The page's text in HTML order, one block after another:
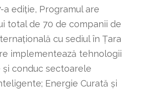
a ediție, Programul are
total de 70 de companii de
cu sediul în Țara
implementează tehnologii
conduc sectoarele
Energie Curată și